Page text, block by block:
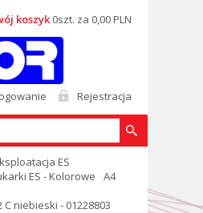
Rejestracja
koszyk 0szt. za 0,00 PLN
ES
ES - Kolorowe
A4
C niebieski - 01228803